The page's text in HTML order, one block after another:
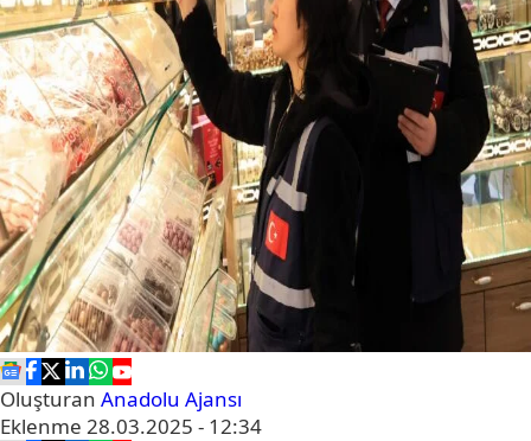
Oluşturan Anadolu Ajansı
Eklenme 28.03.2025 - 12:34